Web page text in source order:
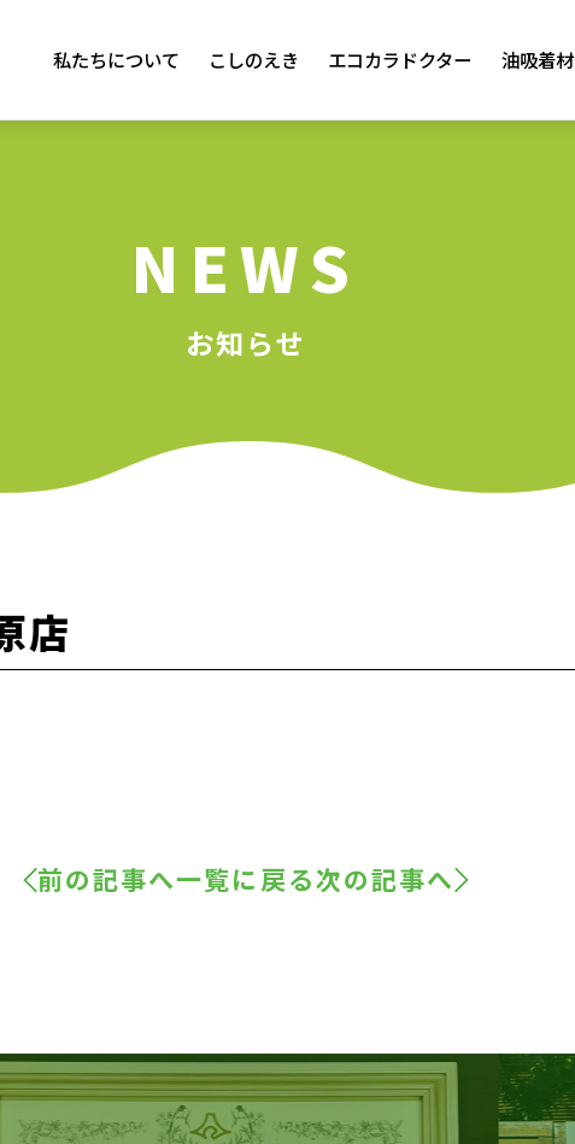
私たちについて こしのえき エコカラドクター 油吸着材
NEWS
お知らせ
店
前の記事へ一覧に戻る次の記事へ